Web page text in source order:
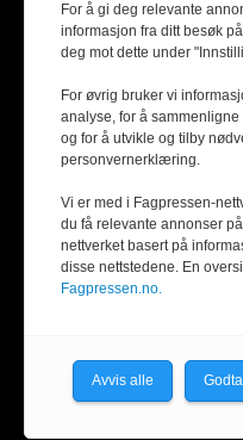
For å gi deg relevante
informasjon fra ditt besøk
deg mot dette under
For øvrig bruker vi
analyse, for å
og for å utvikle og tilby
personvernerklæring.
Vi er med i Fagpressen-
du få relevante annonser
nettverket basert på
disse nettstedene. En
Fagpressen.no.
Avvis alle